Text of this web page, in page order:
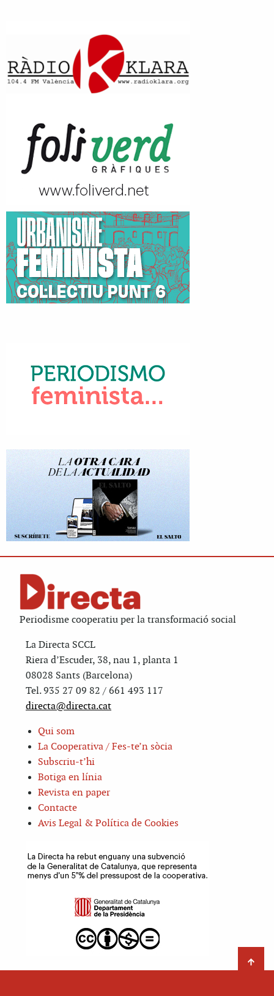
Periodisme cooperatiu per la transformació social
La Directa SCCL
Riera d’Escuder, 38, nau 1, planta 1
08028 Sants (Barcelona)
Tel. 935 27 09 82 / 661 493 117
directa@directa.cat
Qui som
La Cooperativa / Fes-te’n sòcia
Subscriu-t’hi
Botiga en línia
Revista en paper
Contacte
Avis Legal & Política de Cookies